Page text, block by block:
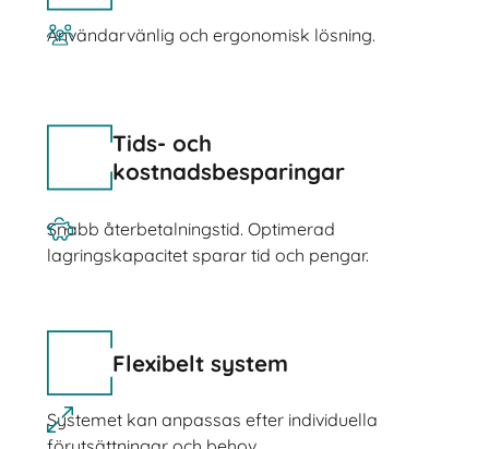
Användarvänlig och ergonomisk lösning.
Tids- och
kostnadsbesparingar
Snabb återbetalningstid. Optimerad
lagringskapacitet sparar tid och pengar.
Flexibelt system
Systemet kan anpassas efter individuella